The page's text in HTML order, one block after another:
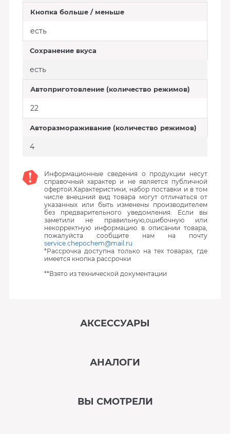
Кнопка больше / меньше
есть
Сохранение вкуса
есть
Автоприготовление (количество режимов)
22
Авторазмораживание (количество режимов)
4
Информационные сведения о продукции несут
справочный характер и не является публичной
офертой.Характеристики, набор поставки и в том
числе внешний вид товара могут отличаться от
указанных или быть изменены производителем
без предварительного уведомления. Если вы
заметили не правильную,ошибочную или
некорректную информацию в описании товара,
пожалуйста сообщите нам на почту
service.chepochem@mail.ru
*Рассрочка доступна только на тех товарах, где
имеется кнопка рассрочки
**Взято из технической документации
АКСЕССУАРЫ
АНАЛОГИ
ВЫ СМОТРЕЛИ